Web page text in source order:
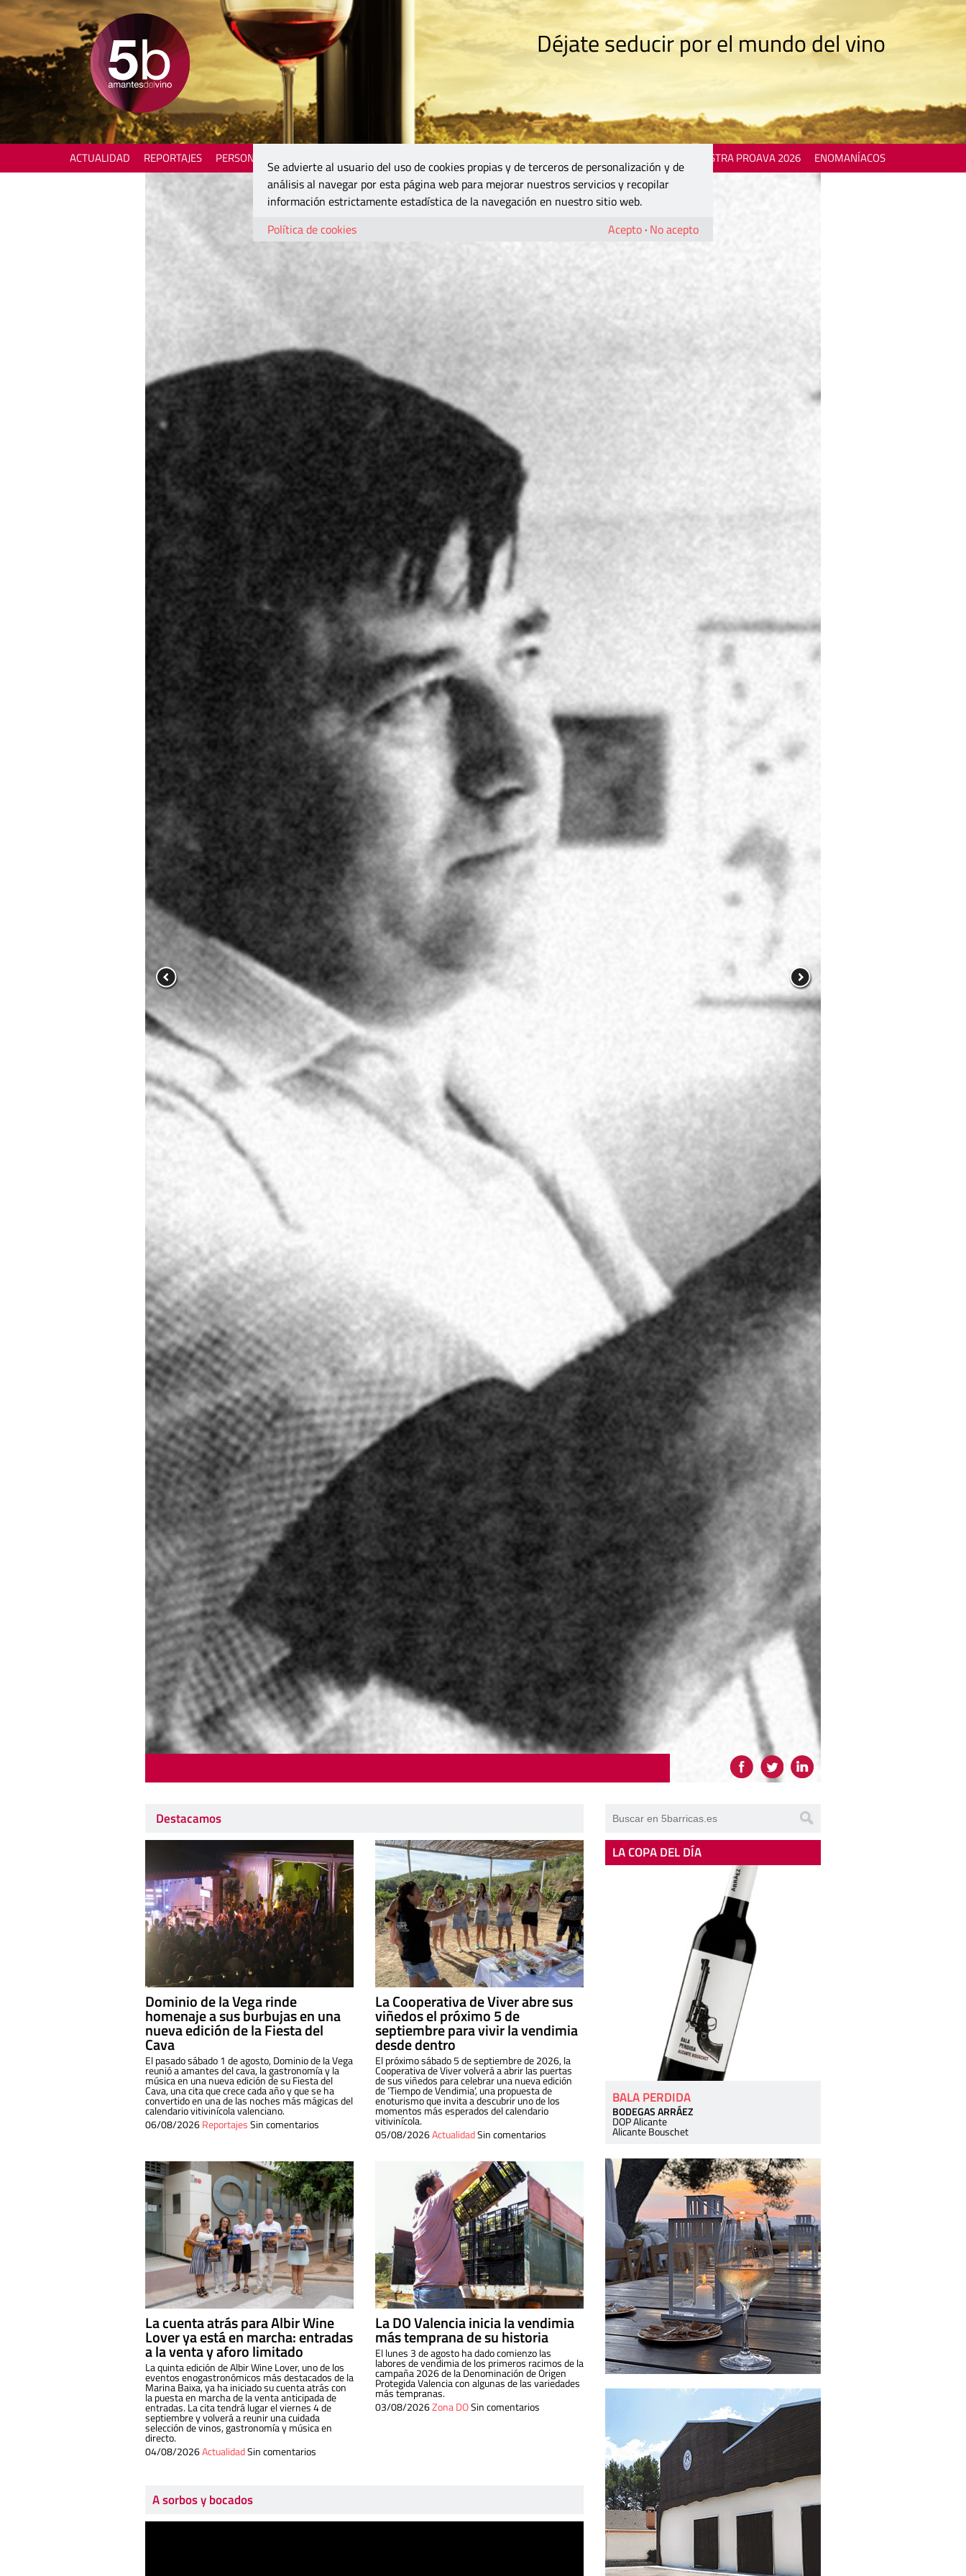
Déjate seducir por el mundo del vino
ACTUALIDAD REPORTAJES PERSONAJES MOSTRA PROAVA 2026 ENOMANÍACOS
Destacamos
Dominio de la Vega rinde
homenaje a sus burbujas en una
nueva edición de la Fiesta del
Cava
El pasado sábado 1 de agosto, Dominio de la Vega
reunió a amantes del cava, la gastronomía y la
música en una nueva edición de su Fiesta del
Cava, una cita que crece cada año y que se ha
convertido en una de las noches más mágicas del
calendario vitivinícola valenciano.
06/08/2026ReportajesSin comentarios
La Cooperativa de Viver abre sus
viñedos el próximo 5 de
septiembre para vivir la vendimia
desde dentro
El próximo sábado 5 de septiembre de 2026, la
Cooperativa de Viver volverá a abrir las puertas
de sus viñedos para celebrar una nueva edición
de ‘Tiempo de Vendimia’, una propuesta de
enoturismo que invita a descubrir uno de los
momentos más esperados del calendario
vitivinícola.
05/08/2026ActualidadSin comentarios
La cuenta atrás para Albir Wine
Lover ya está en marcha: entradas
a la venta y aforo limitado
La quinta edición de Albir Wine Lover, uno de los
eventos enogastronómicos más destacados de la
Marina Baixa, ya ha iniciado su cuenta atrás con
la puesta en marcha de la venta anticipada de
entradas. La cita tendrá lugar el viernes 4 de
septiembre y volverá a reunir una cuidada
selección de vinos, gastronomía y música en
directo.
04/08/2026ActualidadSin comentarios
La DO Valencia inicia la vendimia
más temprana de su historia
El lunes 3 de agosto ha dado comienzo las
labores de vendimia de los primeros racimos de la
campaña 2026 de la Denominación de Origen
Protegida Valencia con algunas de las variedades
más tempranas.
03/08/2026Zona DOSin comentarios
A sorbos y bocados
LA COPA DEL DÍA
BALA PERDIDA
BODEGAS ARRÁEZ
DOP Alicante
Alicante Bouschet
Se advierte al usuario del uso de cookies propias y de terceros de personalización y de
análisis al navegar por esta página web para mejorar nuestros servicios y recopilar
información estrictamente estadística de la navegación en nuestro sitio web.
Política de cookies
Acepto · No acepto